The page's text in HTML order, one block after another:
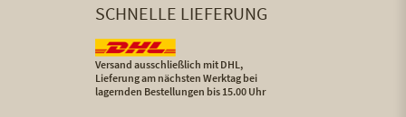
SCHNELLE LIEFERUNG
Versand ausschließlich mit DHL,
Lieferung am nächsten Werktag bei
lagernden Bestellungen bis 15.00 Uhr